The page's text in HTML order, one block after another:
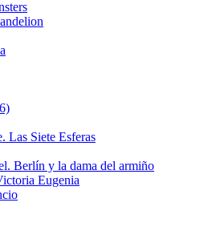
Las Siete Esferas
Berlín y la dama del armiño
Eugenia